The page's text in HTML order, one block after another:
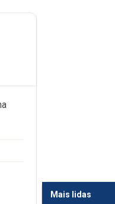
Mais lidas